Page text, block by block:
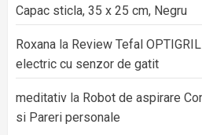
Capac sticla, 35 x 25 cm, Negru
Roxana la Review Tefal
electric cu senzor de gatit
meditativ la Robot de aspirare
si Pareri personale